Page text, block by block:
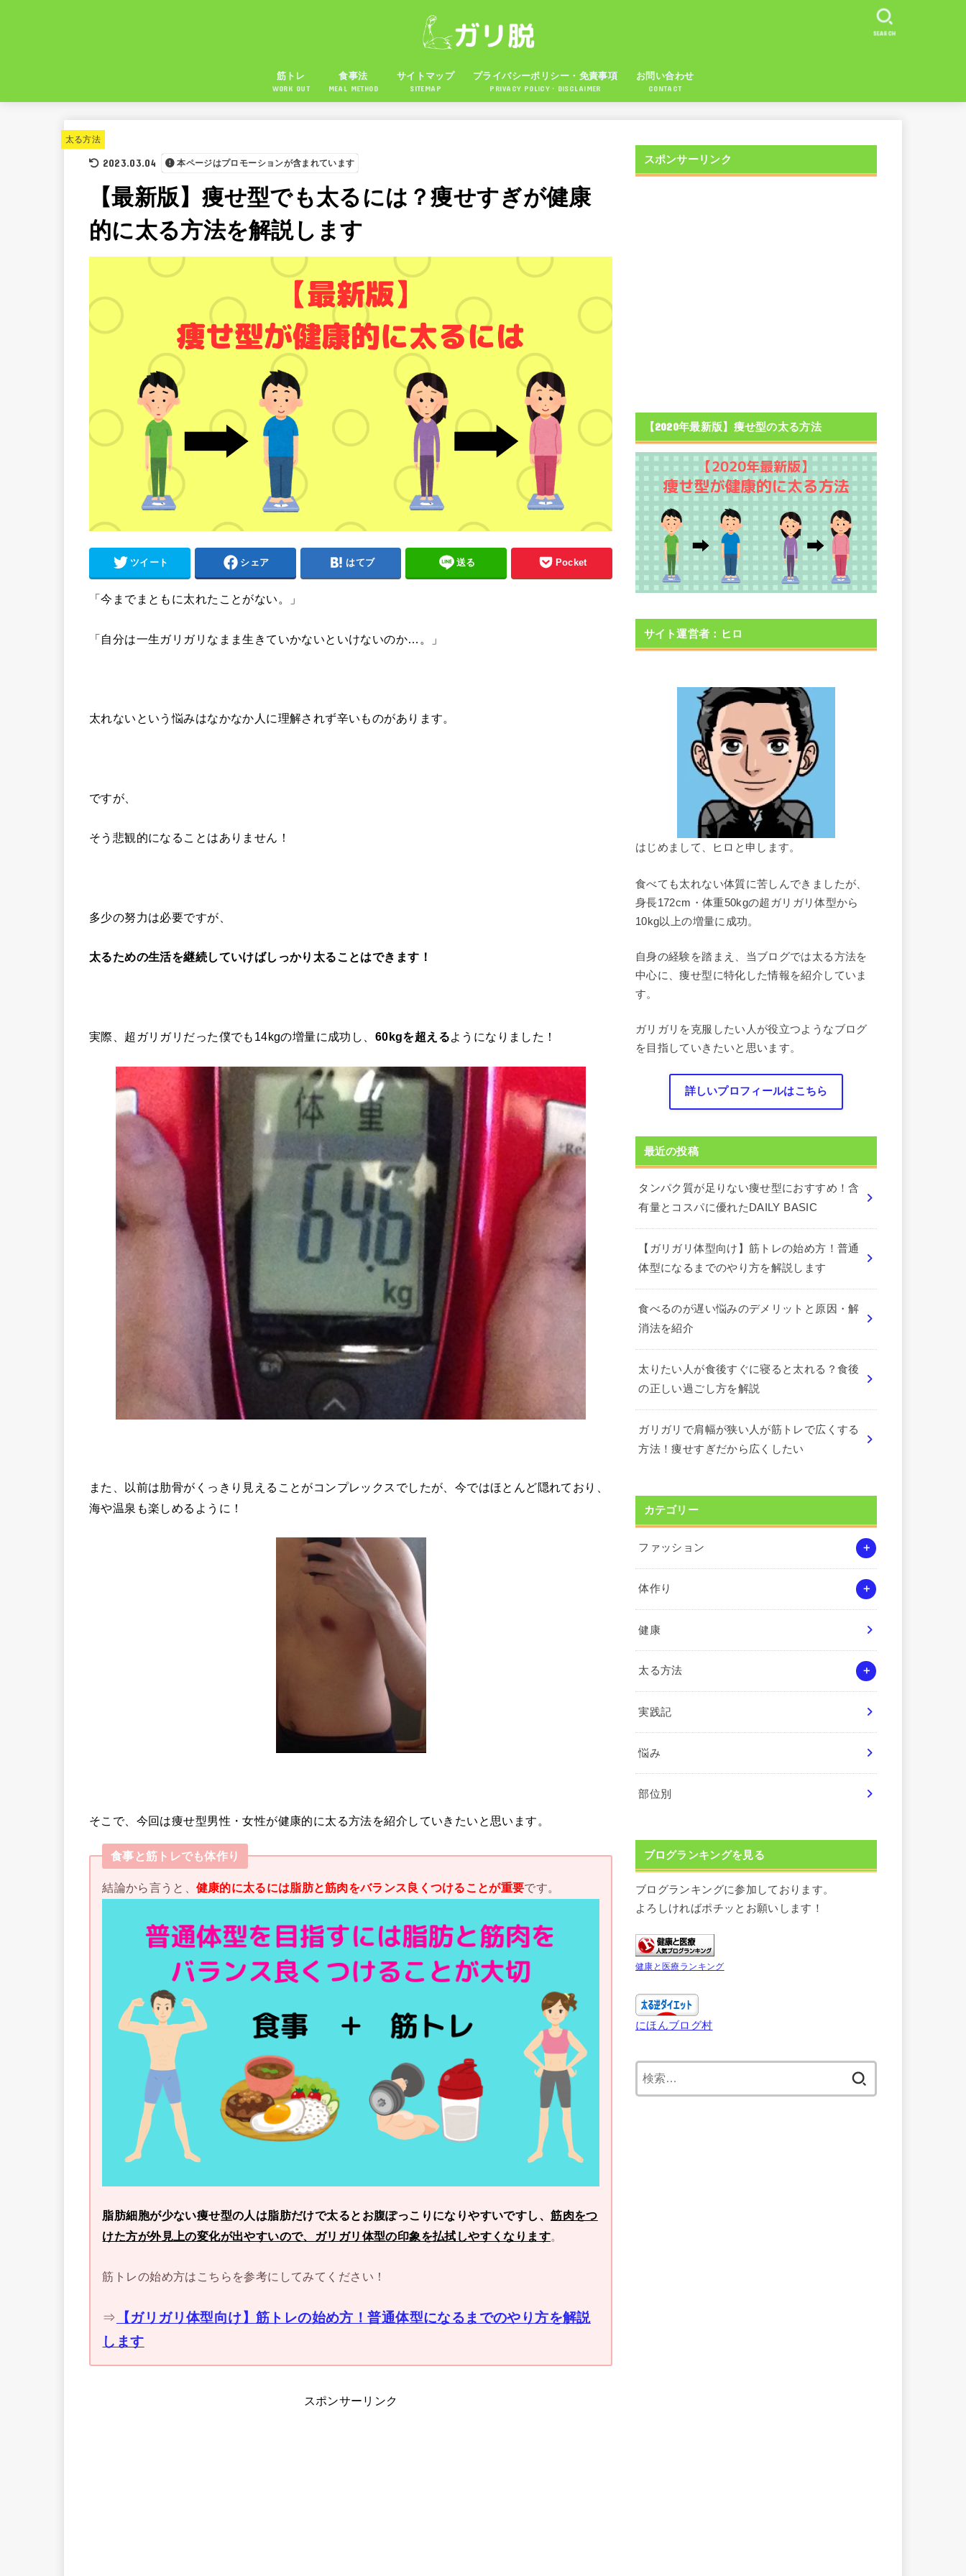
筋トレ
WORK OUT
食事法
MEAL METHOD
サイトマップ
SITEMAP
プライバシーポリシー・免責事項
PRIVACY POLICY・DISCLAIMER
お問い合わせ
CONTACT
SEARCH
太る方法
2023.03.04 本ページはプロモーションが含まれています
【最新版】痩せ型でも太るには？痩せすぎが健康
的に太る方法を解説します
ツイート シェア はてブ 送る Pocket
「今までまともに太れたことがない。」
「自分は一生ガリガリなまま生きていかないといけないのか…。」
太れないという悩みはなかなか人に理解されず辛いものがあります。
ですが、
そう悲観的になることはありません！
多少の努力は必要ですが、
太るための生活を継続していけばしっかり太ることはできます！
実際、超ガリガリだった僕でも14kgの増量に成功し、 60kgを超えるようになりました！
また、以前は肋骨がくっきり見えることがコンプレックスでしたが、今ではほとんど隠れており、
海や温泉も楽しめるように！
そこで、今回は痩せ型男性・女性が健康的に太る方法を紹介していきたいと思います。
食事と筋トレでも体作り
結論から言うと、 健康的に太るには脂肪と筋肉をバランス良くつけることが重要です。
脂肪細胞が少ない痩せ型の人は脂肪だけで太るとお腹ぽっこりになりやすいですし、筋肉をつ
けた方が外見上の変化が出やすいので、ガリガリ体型の印象を払拭しやすくなります。
筋トレの始め方はこちらを参考にしてみてください！
⇒
【ガリガリ体型向け】筋トレの始め方！普通体型になるまでのやり方を解説
します
スポンサーリンク
スポンサーリンク
【2020年最新版】痩せ型の太る方法
サイト運営者：ヒロ
はじめまして、ヒロと申します。
食べても太れない体質に苦しんできましたが、
身長172cm・体重50kgの超ガリガリ体型から
10kg以上の増量に成功。
自身の経験を踏まえ、当ブログでは太る方法を
中心に、痩せ型に特化した情報を紹介していま
す。
ガリガリを克服したい人が役立つようなブログ
を目指していきたいと思います。
詳しいプロフィールはこちら
最近の投稿
タンパク質が足りない痩せ型におすすめ！含
有量とコスパに優れたDAILY BASIC
【ガリガリ体型向け】筋トレの始め方！普通
体型になるまでのやり方を解説します
食べるのが遅い悩みのデメリットと原因・解
消法を紹介
太りたい人が食後すぐに寝ると太れる？食後
の正しい過ごし方を解説
ガリガリで肩幅が狭い人が筋トレで広くする
方法！痩せすぎだから広くしたい
カテゴリー
ファッション
体作り
健康
太る方法
実践記
悩み
部位別
ブログランキングを見る
ブログランキングに参加しております。
よろしければポチッとお願いします！
健康と医療ランキング
にほんブログ村